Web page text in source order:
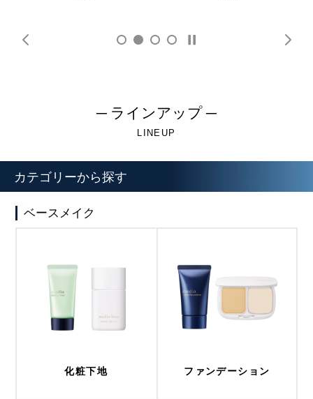
─ ラインアップ ─
LINEUP
カテゴリーから探す
ベースメイク
化粧下地 ファンデーション